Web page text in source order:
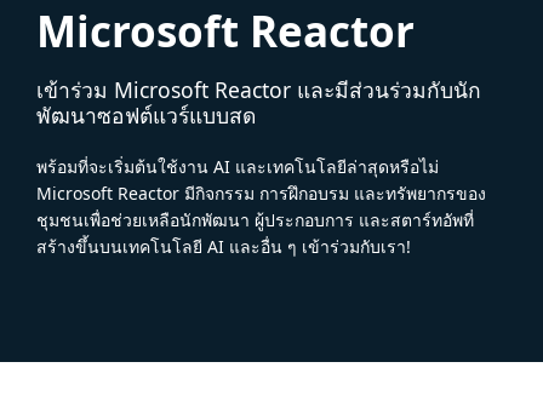
Microsoft Reactor
เข้าร่วม Microsoft Reactor และมีส่วนร่วมกับนัก
พัฒนาซอฟต์แวร์แบบสด
พร้อมที่จะเริ่มต้นใช้งาน AI และเทคโนโลยีล่าสุดหรือไม่
Microsoft Reactor มีกิจกรรม การฝึกอบรม และทรัพยากรของ
ชุมชนเพื่อช่วยเหลือนักพัฒนา ผู้ประกอบการ และสตาร์ทอัพที่
สร้างขึ้นบนเทคโนโลยี AI และอื่น ๆ เข้าร่วมกับเรา!